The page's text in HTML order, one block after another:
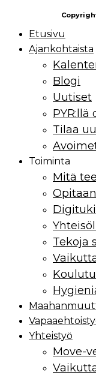
Etusivu
Ajankohtaista
Blogi
Uutiset
PYR:llä
Tilaa
Toiminta
Mitä
Tekoja
Yhteistyö
Move-